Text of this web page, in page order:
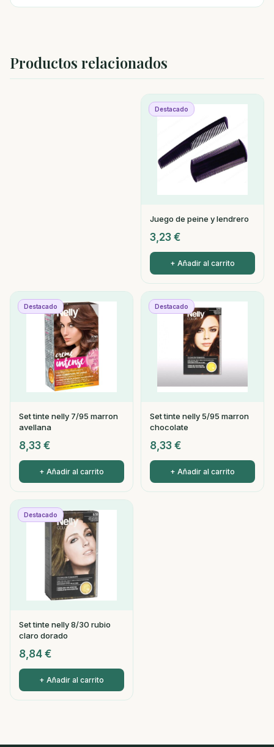
Productos relacionados
Destacado
Juego de peine y lendrero
3,23 €
+ Añadir al carrito
Destacado
Set tinte nelly 7/95 marron
avellana
8,33 €
+ Añadir al carrito
Destacado
Set tinte nelly 5/95 marron
chocolate
8,33 €
+ Añadir al carrito
Destacado
Set tinte nelly 8/30 rubio
claro dorado
8,84 €
+ Añadir al carrito